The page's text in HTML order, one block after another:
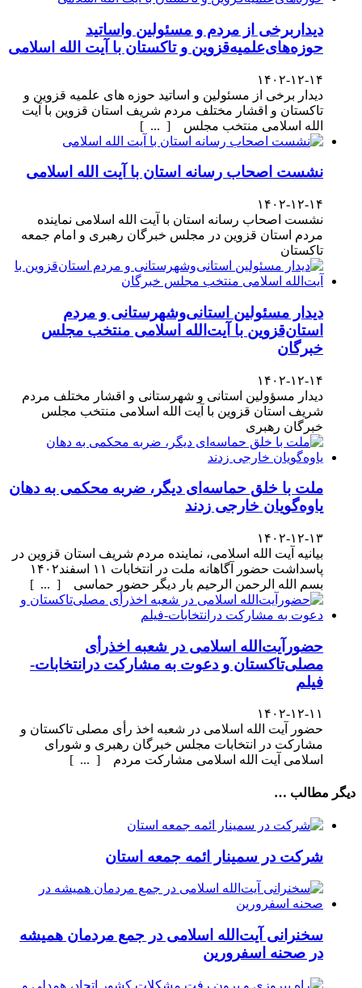
دیداربرخی از مردم و مسئولین واساتید
حوزه‌های‌علمیه‌قزوین و تاکستان با آیت الله اسلامی
۱۴۰۲-۱۲-۱۴
دیدار برخی از مسئولین و اساتید حوزه های علمیه قزوین و
تاکستان و اقشار مختلف مردم شریف استان قزوین با آیت
الله اسلامی منتخب مجلس [ ... ]
نشست اصحاب رسانه استان با آیت الله اسلامی
۱۴۰۲-۱۲-۱۴
نشست اصحاب رسانه استان با آیت الله اسلامی نماینده
مردم استان قزوین در مجلس خبرگان رهبری و امام جمعه
تاکستان
دیدار مسئولین استانی‌وشهرستانی و مردم‌
استان‌قزوین با آیت‌الله‌ اسلامی منتخب مجلس‌
خبرگان
۱۴۰۲-۱۲-۱۴
دیدار مسؤولین استانی و شهرستانی و اقشار مختلف مردم
شریف استان قزوین با آیت الله اسلامی منتخب مجلس
خبرگان رهبری
ملت با خلق حماسه‌ای دیگر، ضربه محکمی به دهان
یاوه‌گویان خارجی زدند
۱۴۰۲-۱۲-۱۳
بیانیه آیت الله اسلامی، نماینده مردم شریف استان قزوین در
پاسداشت حضور آگاهانه ملت در انتخابات ۱۱ اسفند۱۴۰۲
بسم الله الرحمن الرحیم بار دیگر حضور حماسی [ ... ]
حضورآیت‌الله اسلامی در شعبه اخذرأی
مصلی‌تاکستان و دعوت به مشارکت درانتخابات-
فیلم
۱۴۰۲-۱۲-۱۱
حضور آیت الله اسلامی در شعبه اخذ رأی مصلی تاکستان و
مشارکت در انتخابات مجلس خبرگان رهبری و شورای
اسلامی آیت الله اسلامی مشارکت مردم [ ... ]
دیگر مطالب …
شرکت در سمینار ائمه جمعه استان
سخنرانی آیت‌الله اسلامی در جمع مردمان همیشه
در صحنه اسفرورین